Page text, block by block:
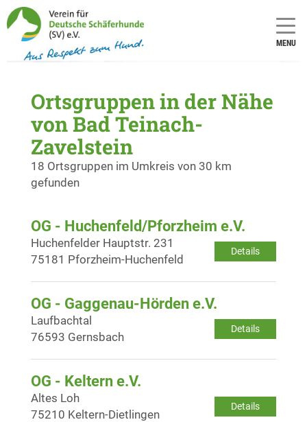
MENU
Ortsgruppen in der Nähe
von Bad Teinach-
Zavelstein
18 Ortsgruppen im Umkreis von 30 km
gefunden
OG - Huchenfeld/Pforzheim e.V.
Details
Huchenfelder Hauptstr. 231
75181 Pforzheim-Huchenfeld
OG - Gaggenau-Hörden e.V.
Details
Laufbachtal
76593 Gernsbach
OG - Keltern e.V.
Details
Altes Loh
75210 Keltern-Dietlingen